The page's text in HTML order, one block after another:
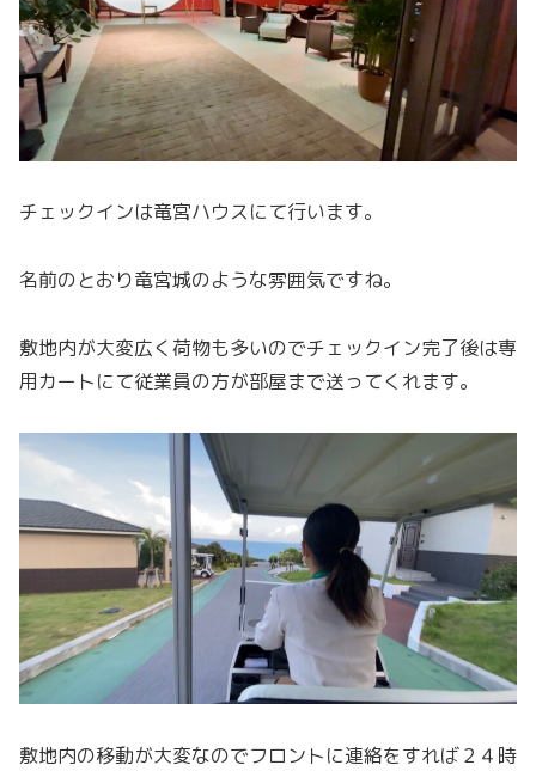
チェックインは竜宮ハウスにて行います。
名前のとおり竜宮城のような雰囲気ですね。
敷地内が大変広く荷物も多いのでチェックイン完了後は専
用カートにて従業員の方が部屋まで送ってくれます。
敷地内の移動が大変なのでフロントに連絡をすれば２４時